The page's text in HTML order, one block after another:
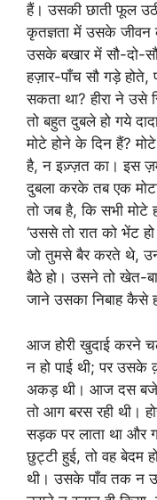
हैं। उसकी छाती फूल
कृतज्ञता में उसके जीवन
उसके बखार में सौ-दो-
हज़ार-पाँच सौ गड़े
सकता था? हीरा ने
तो बहुत दुबले हो गये
मोटे होने के दिन हैं?
है, न इज़्ज़त का। इस
दुबला करके तब एक
तो जब है, कि सभी मोटे
‘उससे तो रात को भेंट
जो तुमसे बैर करते थे,
बैठे हो। उसने तो खेत-
जाने उसका निबाह कैसे
आज होरी खुदाई करने
न हो पाई थी; पर उसके
अकड़ थी। आज दस बजे
तो आग बरस रही थी।
सड़क पर लाता था और
छुट्टी हुई, तो वह बेदम
थी। उसके पाँव तक न